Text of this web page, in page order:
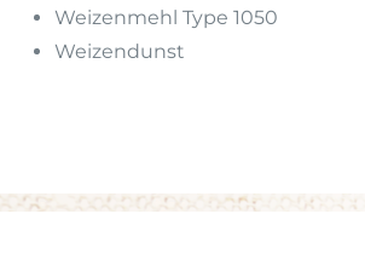
Weizenmehl Type 1050
Weizendunst